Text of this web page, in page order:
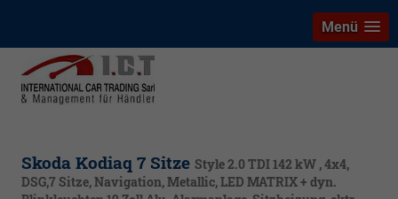
Menü
Skoda Kodiaq 7 Sitze Style 2.0 TDI 142 kW , 4x4,
DSG,7 Sitze, Navigation, Metallic, LED MATRIX + dyn.